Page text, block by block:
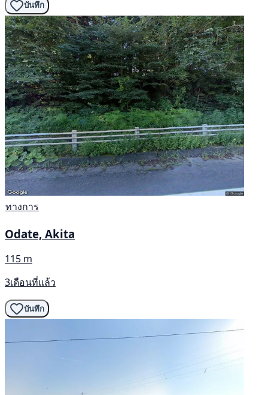
บันทึก
ทางการ
Odate, Akita
115 m
3เดือนที่แล้ว
บันทึก